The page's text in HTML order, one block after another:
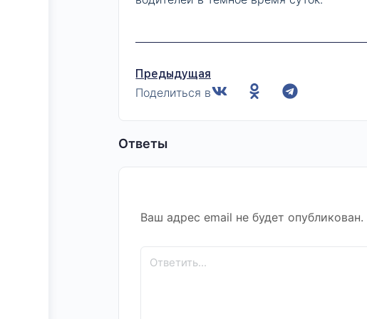
Предыдущая
Поделиться в
Ответы
Ваш адрес email не будет опубликован.